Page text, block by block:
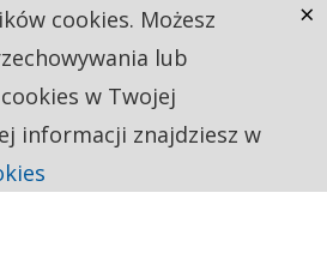
cookies. Możesz
lub
w Twojej
informacji znajdziesz w
×